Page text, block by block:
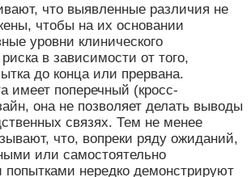
что выявленные различия не
чтобы на их основании
уровни клинического
в зависимости от того,
до конца или прервана.
имеет поперечный (кросс-
она не позволяет делать выводы
связях. Тем не менее
что, вопреки ряду ожиданий,
или самостоятельно
попытками нередко демонстрируют